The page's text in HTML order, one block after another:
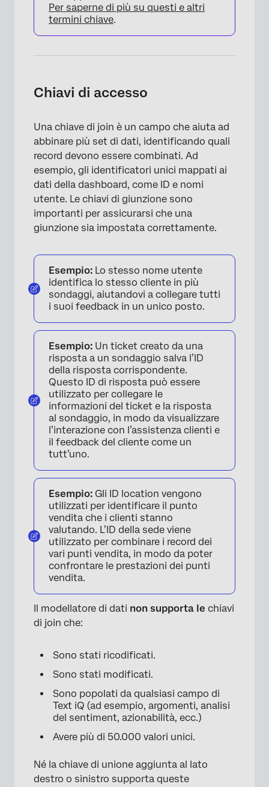
Per saperne di più su questi e altri
termini chiave.
Chiavi di accesso
Una chiave di join è un campo che aiuta ad
abbinare più set di dati, identificando quali
record devono essere combinati. Ad
esempio, gli identificatori unici mappati ai
dati della dashboard, come ID e nomi
utente. Le chiavi di giunzione sono
importanti per assicurarsi che una
giunzione sia impostata correttamente.
Esempio: Lo stesso nome utente
identifica lo stesso cliente in più
sondaggi, aiutandovi a collegare tutti
i suoi feedback in un unico posto.
Esempio: Un ticket creato da una
risposta a un sondaggio salva l’ID
della risposta corrispondente.
Questo ID di risposta può essere
utilizzato per collegare le
informazioni del ticket e la risposta
al sondaggio, in modo da visualizzare
l’interazione con l’assistenza clienti e
il feedback del cliente come un
tutt’uno.
Esempio: Gli ID location vengono
utilizzati per identificare il punto
vendita che i clienti stanno
valutando. L’ID della sede viene
utilizzato per combinare i record dei
vari punti vendita, in modo da poter
confrontare le prestazioni dei punti
vendita.
Il modellatore di dati non supporta le chiavi
di join che:
Sono stati ricodificati.
Sono stati modificati.
Sono popolati da qualsiasi campo di
Text iQ (ad esempio, argomenti, analisi
del sentiment, azionabilità, ecc.)
Avere più di 50.000 valori unici.
Né la chiave di unione aggiunta al lato
destro o sinistro supporta queste